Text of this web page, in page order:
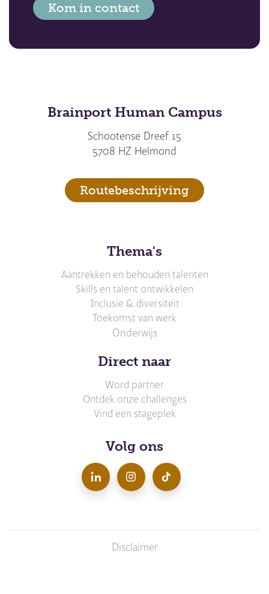
Kom in contact
Brainport Human Campus
Schootense Dreef 15
5708 HZ Helmond
Routebeschrijving
Thema's
Aantrekken en behouden talenten
Skills en talent ontwikkelen
Inclusie & diversiteit
Toekomst van werk
Onderwijs
Direct naar
Word partner
Ontdek onze challenges
Vind een stageplek
Volg ons
Disclaimer